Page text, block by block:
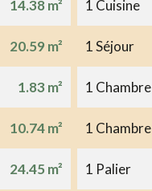
14.38 m² 1 Cuisine
20.59 m² 1 Séjour
1.83 m² 1 Chambre
10.74 m² 1 Chambre
24.45 m² 1 Palier